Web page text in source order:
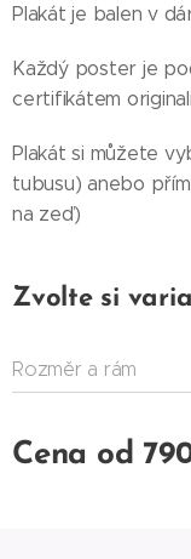
Plakát je balen v
Každý poster je
certifikátem
Plakát si můžete
tubusu) anebo
na zeď)
Zvolte si
Rozměr a rám
Cena od